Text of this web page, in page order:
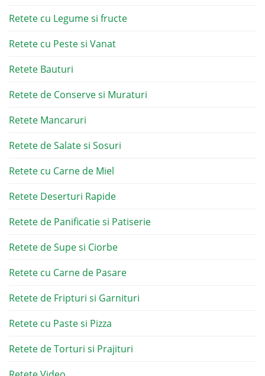
Retete cu Legume si fructe
Retete cu Peste si Vanat
Retete Bauturi
Retete de Conserve si Muraturi
Retete Mancaruri
Retete de Salate si Sosuri
Retete cu Carne de Miel
Retete Deserturi Rapide
Retete de Panificatie si Patiserie
Retete de Supe si Ciorbe
Retete cu Carne de Pasare
Retete de Fripturi si Garnituri
Retete cu Paste si Pizza
Retete de Torturi si Prajituri